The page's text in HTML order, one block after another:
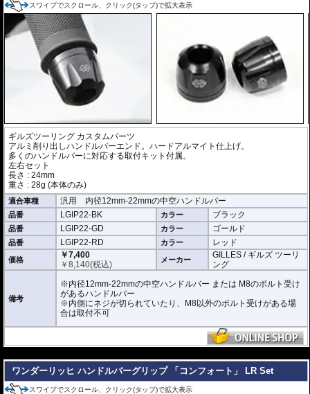
スワイプでスクロール、クリック(タップ)で拡大表示
ギルズツーリング カスタムパーツ
アルミ削り出しハンドルバーエンド。ハードアルマイト仕上げ。
多くのハンドルバーに対応する取付キット付属。
左右セット
長さ : 24mm
重さ : 28g (本体のみ)
適合車種 汎用 内径12mm-22mmの中空ハンドルバー
品番 LGIP22-BK カラー ブラック
品番 LGIP22-GD カラー ゴールド
品番 LGIP22-RD カラー レッド
価格
￥7,400
￥8,140(税込) メーカー
GILLES / ギルズ ツーリ
ング
備考
※内径12mm-22mmの中空ハンドルバー または M8のボルト受け
があるハンドルバー
※内側にネジが切られていたり、M8以外のボルト受けがある場
合は取付不可
ワンダーリッヒ ハンドルバーグリップ 「コンフォート」 LR Set
スワイプでスクロール、クリック(タップ)で拡大表示